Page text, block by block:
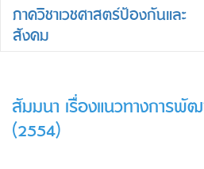
ภาควิชาเวชศาสตร์ป้องกันและ
สังคม
สัมมนา เรื่องแนวทางการ
(2554)